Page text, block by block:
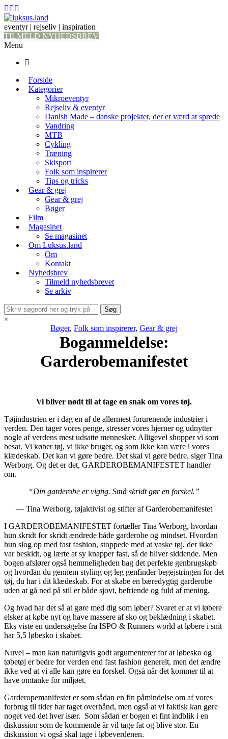
eventyr | rejseliv | inspiration
TILMELD NYHEDSBREV
Menu
Forside
Kategorier
Mikroeventyr
Rejseliv & eventyr
Danish Made – danske projekter, der er værd at sprede
Vandring
MTB
Cykling
Træning
Skisport
Folk som inspirerer
Tips og tricks
Gear & grej
Gear & grej
Bøger
Film
Magasinet
Se magasinet
Om Luksus.land
Om
Kontakt
Nyhedsbrev
Tilmeld nyhedsbrevet
Se arkiv
×
Bøger, Folk som inspirerer, Gear & grej
Boganmeldelse:
Garderobemanifestet
Vi bliver nødt til at tage en snak om vores tøj.
Tøjindustrien er i dag en af de allermest forurenende industrier i
verden. Den tager vores penge, stresser vores hjerner og udnytter
nogle af verdens mest udsatte mennesker. Alligevel shopper vi som
besat. Vi køber tøj, vi ikke bruger, og som ikke kan være i vores
klædeskab. Det kan vi gøre bedre. Det skal vi gøre bedre, siger Tina
Werborg. Og det er det, GARDEROBEMANIFESTET handler
om.
“Din garderobe er vigtig. Små skridt gør en forskel.”
— Tina Werborg, tøjaktivist og stifter af Garderobemanifestet
I GARDEROBEMANIFESTET fortæller Tina Werborg, hvordan
hun skridt for skridt ændrede både garderobe og mindset. Hvordan
hun slog op med fast fashion, stoppede med at vaske tøj, der ikke
var beskidt, og lærte at sy knapper fast, så de bliver siddende. Men
bogen afslører også hemmeligheden bag det perfekte genbrugskøb
og hvordan du gennem styling og leg genfinder begejstringen for det
tøj, du har i dit klædeskab. For at skabe en bæredygtig garderobe
uden at gå ned på stil er både sjovt, befriende og fuld af mening.
Og hvad har det så at gøre med dig som løber? Svaret er at vi løbere
elsker at købe nyt og have massere af sko og beklædning i skabet.
Eks viste en undersøgelse fra ISPO & Runners world at løbere i snit
har 5,5 løbesko i skabet.
Nuvel – man kan naturligvis godt argumenterer for at løbesko og
tøbetøj er bedre for verden end fast fashion generelt, men det ændre
ikke ved at vi alle kan gøre en forskel. Også når det kommer til at
have omtanke for miljøet.
Garderopemanifestet er som sådan en fin påmindelse om af vores
forbrug til tider har taget overhånd, men også at vi faktisk kan gøre
noget ved det hver især. Som sådan er bogen et fint indblik i en
diskussion som de kommende år vil tage fat og blive stor. En
diskussion vi også skal tage i løbeverdenen.